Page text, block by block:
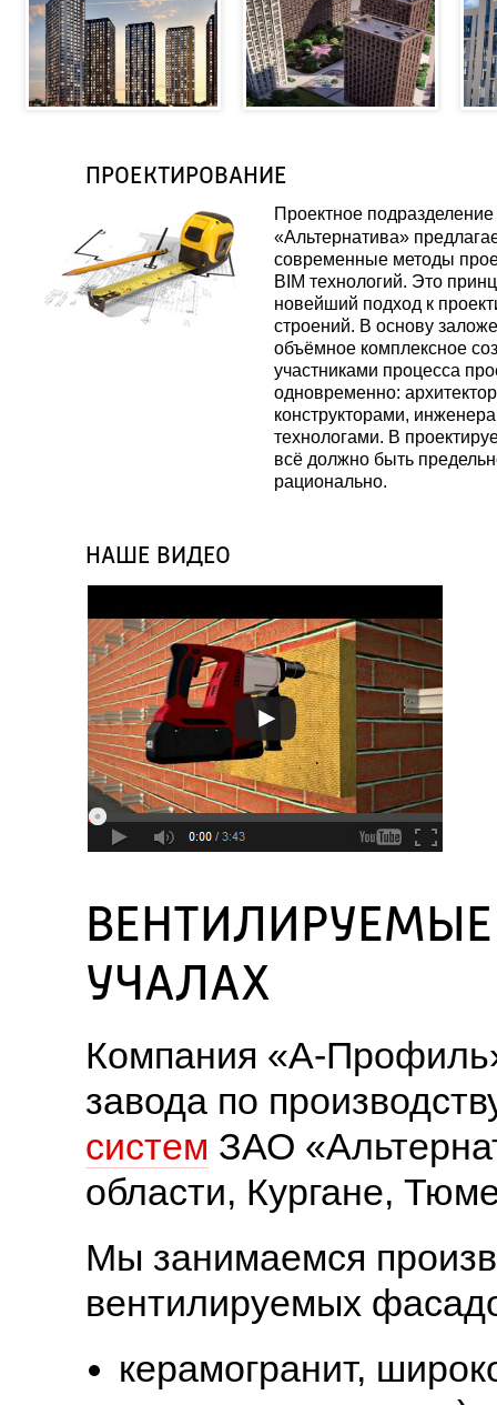
ПРОЕКТИРОВАНИЕ
Проектное
«Альтернатива»
современные методы
BIM технологий. Это
новейший подход к
строений. В основу
объёмное комплексное
участниками процесса
одновременно:
конструкторами,
технологами. В
всё должно быть
рационально.
НАШЕ ВИДЕО
УЧАЛАХ
Компания «А-
завода по
систем ЗАО
области, Кургане,
Мы занимаемся
вентилируемых
керамогранит,